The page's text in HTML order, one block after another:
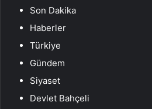
Son Dakika
Haberler
Türkiye
Gündem
Siyaset
Devlet Bahçeli